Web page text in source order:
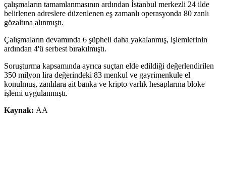
çalışmaların tamamlanmasının ardından İstanbul merkezli 24 ilde
belirlenen adreslere düzenlenen eş zamanlı operasyonda 80 zanlı
gözaltına alınmıştı.
Çalışmaların devamında 6 şüpheli daha yakalanmış, işlemlerinin
ardından 4'ü serbest bırakılmıştı.
Soruşturma kapsamında ayrıca suçtan elde edildiği değerlendirilen
350 milyon lira değerindeki 83 menkul ve gayrimenkule el
konulmuş, zanlılara ait banka ve kripto varlık hesaplarına bloke
işlemi uygulanmıştı.
Kaynak: AA